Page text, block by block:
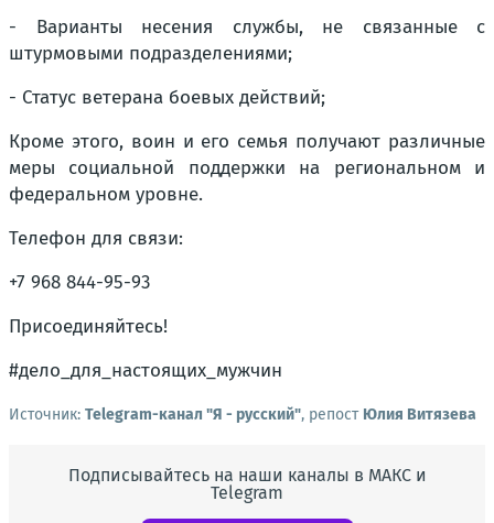
- Варианты несения службы, не связанные с
штурмовыми подразделениями;
- Статус ветерана боевых действий;
Кроме этого, воин и его семья получают различные
меры социальной поддержки на региональном и
федеральном уровне.
Телефон для связи:
+7 968 844-95-93
Присоединяйтесь!
#дело_для_настоящих_мужчин
Источник: Telegram-канал "Я - русский", репост Юлия Витязева
Подписывайтесь на наши каналы в МАКС и
Telegram